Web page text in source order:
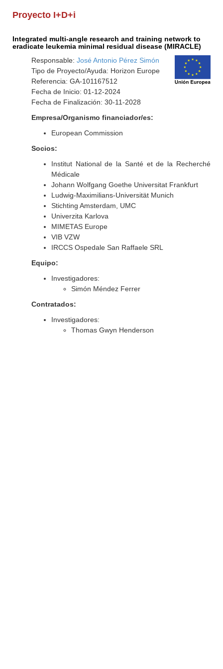
Proyecto I+D+i
Integrated multi-angle research and training network to
eradicate leukemia minimal residual disease (MIRACLE)
Responsable: José Antonio Pérez Simón
Tipo de Proyecto/Ayuda: Horizon Europe
Referencia: GA-101167512
Fecha de Inicio: 01-12-2024
Fecha de Finalización: 30-11-2028
Empresa/Organismo financiador/es:
European Commission
Socios:
Institut National de la Santé et de la Recherché
Médicale
Johann Wolfgang Goethe Universitat Frankfurt
Ludwig-Maximilians-Universität Munich
Stichting Amsterdam, UMC
Univerzita Karlova
MIMETAS Europe
VIB VZW
IRCCS Ospedale San Raffaele SRL
Equipo:
Investigadores:
Simón Méndez Ferrer
Contratados:
Investigadores:
Thomas Gwyn Henderson